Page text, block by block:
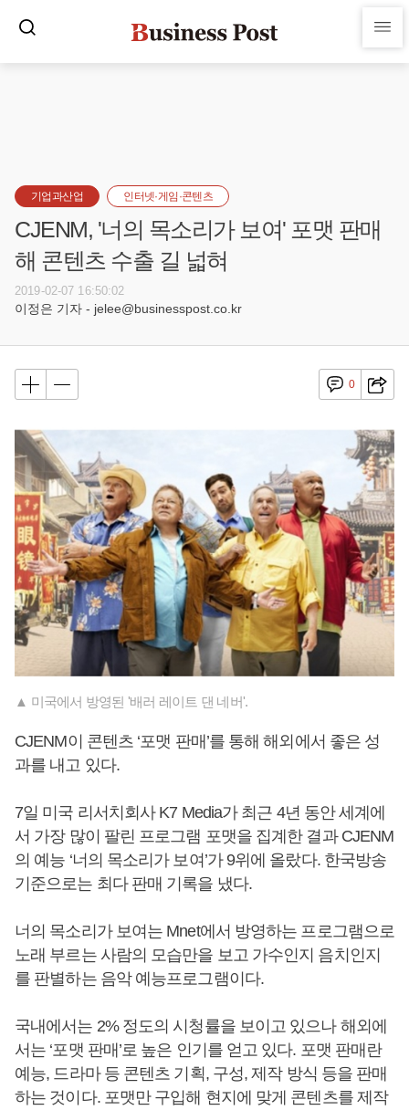
기업과산업 인터넷·게임·콘텐츠
CJENM, '너의 목소리가 보여' 포맷 판매
해 콘텐츠 수출 길 넓혀
2019-02-07 16:50:02
이정은 기자 - jelee@businesspost.co.kr
0
▲ 미국에서 방영된 '배러 레이트 댄 네버'.
CJENM이 콘텐츠 ‘포맷 판매’를 통해 해외에서 좋은 성
과를 내고 있다.
7일 미국 리서치회사 K7 Media가 최근 4년 동안 세계에
서 가장 많이 팔린 프로그램 포맷을 집계한 결과 CJENM
의 예능 ‘너의 목소리가 보여’가 9위에 올랐다. 한국방송
기준으로는 최다 판매 기록을 냈다.
너의 목소리가 보여는 Mnet에서 방영하는 프로그램으로
노래 부르는 사람의 모습만을 보고 가수인지 음치인지
를 판별하는 음악 예능프로그램이다.
국내에서는 2% 정도의 시청률을 보이고 있으나 해외에
서는 ‘포맷 판매’로 높은 인기를 얻고 있다. 포맷 판매란
예능, 드라마 등 콘텐츠 기획, 구성, 제작 방식 등을 판매
하는 것이다. 포맷만 구입해 현지에 맞게 콘텐츠를 제작